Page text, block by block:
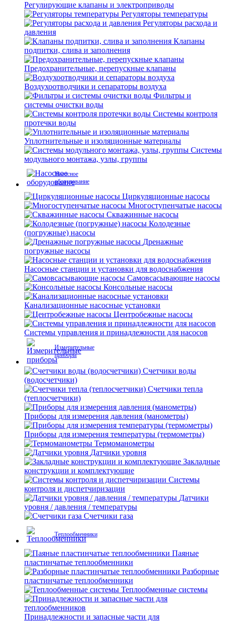
Регулирующие клапаны и электроприводы
Регуляторы температуры
Регуляторы расхода и
давления
Клапаны
подпитки, слива и заполнения
Предохранительные, перепускные клапаны
Воздухоотводчики и сепараторы воздуха
Фильтры и
системы очистки воды
Системы контроля
протечки воды
Уплотнительные и изоляционные материалы
Системы
модульного монтажа, узлы, группы
Насосное
оборудование
Циркуляционные насосы
Многоступенчатые насосы
Скважинные насосы
Колодезные
(погружные) насосы
Дренажные
погружные насосы
Насосные станции и установки для водоснабжения
Самовсасывающие насосы
Консольные насосы
Канализационные насосные установки
Центробежные насосы
Системы управления и принадлежности для насосов
Измерительные
приборы
Счетчики воды
(водосчетчики)
Счетчики тепла
(теплосчетчики)
Приборы для измерения давления (манометры)
Приборы для измерения температуры (термометры)
Термоманометры
Датчики уровня
Закладные
конструкции и комплектующие
Системы
контроля и диспетчиризации
Датчики
уровня / давления / температуры
Счетчики газа
Теплообменники
Паяные
пластинчатые теплообменники
Разборные
пластинчатые теплообменники
Теплообменные системы
Принадлежности и запасные части для